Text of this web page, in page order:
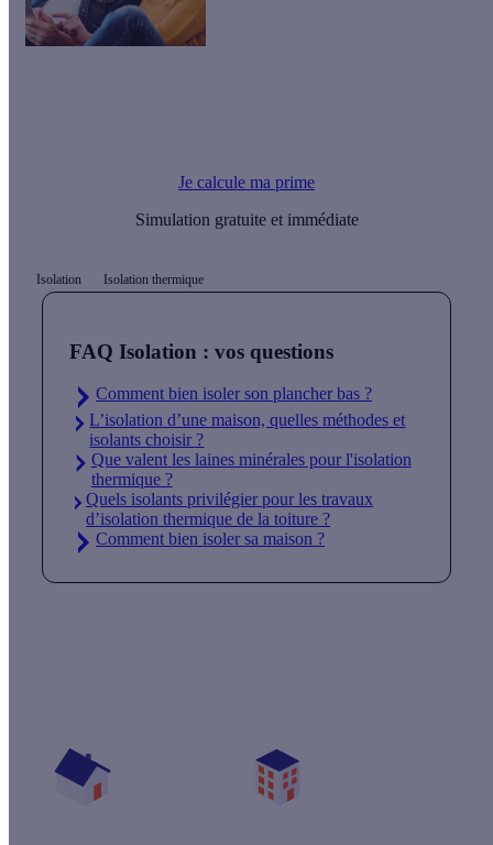
Je calcule ma prime
Simulation gratuite et immédiate
Isolation Isolation thermique
FAQ Isolation : vos questions
Comment bien isoler son plancher bas ?
L’isolation d’une maison, quelles méthodes et
isolants choisir ?
Que valent les laines minérales pour l'isolation
thermique ?
Quels isolants privilégier pour les travaux
d’isolation thermique de la toiture ?
Comment bien isoler sa maison ?